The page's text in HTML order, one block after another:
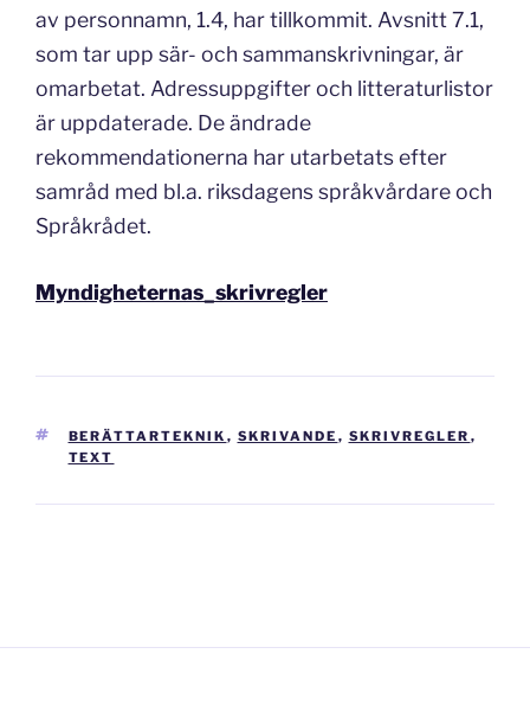
av personnamn, 1.4, har tillkommit. Avsnitt 7.1,
som tar upp sär- och sammanskrivningar, är
omarbetat. Adressuppgifter och litteraturlistor
är uppdaterade. De ändrade
rekommendationerna har utarbetats efter
samråd med bl.a. riksdagens språkvårdare och
Språkrådet.
Myndigheternas_skrivregler
TAGGAR
BERÄTTARTEKNIK , SKRIVANDE , SKRIVREGLER ,
TEXT